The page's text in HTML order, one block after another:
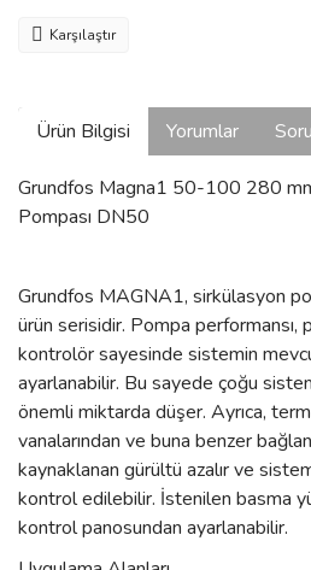
Karşılaştır
Ürün Bilgisi Yorumlar
Grundfos Magna1 50-100 280 mm
Pompası DN50
Grundfos MAGNA1, sirkülasyon
ürün serisidir. Pompa
kontrolör sayesinde sistemin
ayarlanabilir. Bu sayede çoğu
önemli miktarda düşer. Ayrıca,
vanalarından ve buna benzer
kaynaklanan gürültü azalır ve
kontrol edilebilir. İstenilen basma
kontrol panosundan ayarlanabilir.